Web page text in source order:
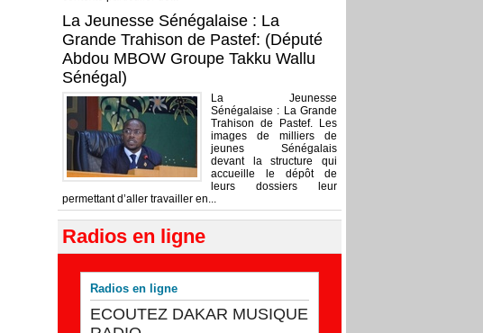
La Jeunesse Sénégalaise : La
Grande Trahison de Pastef: (Député
Abdou MBOW Groupe Takku Wallu
Sénégal)
La Jeunesse
Sénégalaise : La Grande
Trahison de Pastef. Les
images de milliers de
jeunes Sénégalais
devant la structure qui
accueille le dépôt de
leurs dossiers leur
permettant d’aller travailler en...
Radios en ligne
Radios en ligne
ECOUTEZ DAKAR MUSIQUE